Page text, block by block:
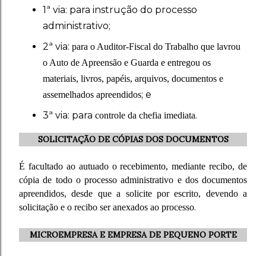
1ª via: para instrução do processo
administrativo;
2ª via: para o Auditor-Fiscal do Trabalho que lavrou
o Auto de Apreensão e Guarda e entregou os
materiais, livros, papéis, arquivos, documentos e
assemelhados apreendidos; e
3ª via: para controle da chefia imediata.
SOLICITAÇÃO DE CÓPIAS DOS DOCUMENTOS
É facultado ao autuado o recebimento, mediante recibo, de
cópia de todo o processo administrativo e dos documentos
apreendidos, desde que a solicite por escrito, devendo a
solicitação e o recibo ser anexados ao processo.
MICROEMPRESA E EMPRESA DE PEQUENO PORTE